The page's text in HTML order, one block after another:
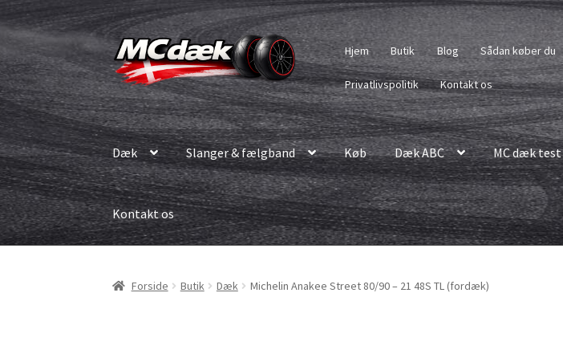
Spring
til
navigation
Spring
til
indhold
Hjem Butik Blog Sådan køber du
Privatlivspolitik Kontakt os
Dæk Slanger & fælgband Køb Dæk ABC MC dæk test
Kontakt os
Forside Butik Dæk Michelin Anakee Street 80/90 – 21 48S TL (fordæk)